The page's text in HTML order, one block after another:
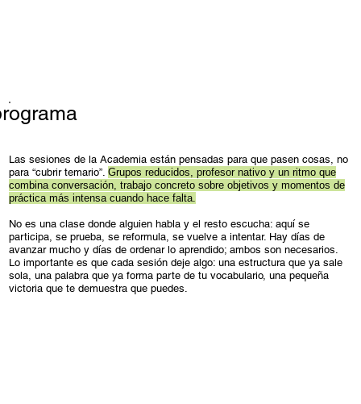
Las sesiones de la Academia están pensadas para que pasen cosas, no
para “cubrir temario”.Grupos reducidos, profesor nativo y un ritmo que
combina conversación, trabajo concreto sobre objetivos y momentos de
práctica más intensa cuando hace falta.
No es una clase donde alguien habla y el resto escucha: aquí se
participa, se prueba, se reformula, se vuelve a intentar. Hay días de
avanzar mucho y días de ordenar lo aprendido; ambos son necesarios.
Lo importante es que cada sesión deje algo: una estructura que ya sale
sola, una palabra que ya forma parte de tu vocabulario, una pequeña
victoria que te demuestra que puedes.